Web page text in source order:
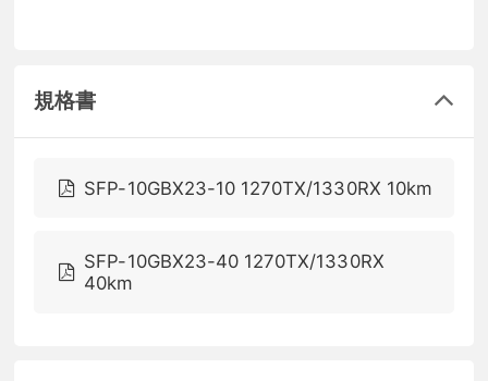
規格書
SFP-10GBX23-10 1270TX/1330RX 10km
SFP-10GBX23-40 1270TX/1330RX
40km